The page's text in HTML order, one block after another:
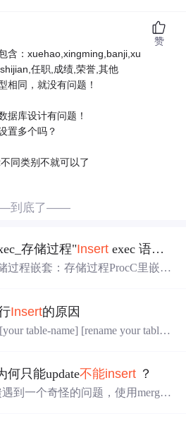
含：xuehao,xingming,banji,xu
任职,成绩,荣誉,其他
相同，就没有问题！
据库设计有问题！
置多个吗？
同类别不就可以了
赞
到底了——
存储过程"Insert exec 语句
过程嵌套：存储过程ProcC里嵌套
'123456'GO--执行成
ProcBASDECLARE
Insert的原因
何只能update不能insert ？